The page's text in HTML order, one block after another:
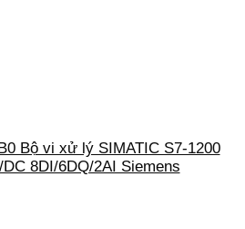
Bộ vi xử lý SIMATIC S7-1200
8DI/6DQ/2AI Siemens